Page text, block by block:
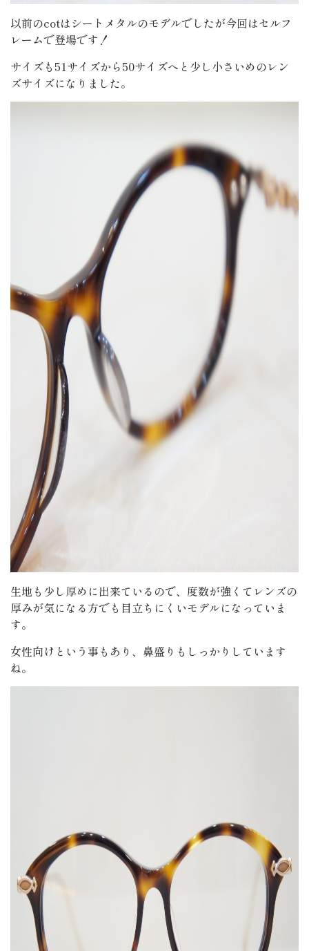
以前のcotはシートメタルのモデルでしたが今回はセルフ
レームで登場です！
サイズも51サイズから50サイズへと少し小さいめのレン
ズサイズになりました。
生地も少し厚めに出来ているので、度数が強くてレンズの
厚みが気になる方でも目立ちにくいモデルになっていま
す。
女性向けという事もあり、鼻盛りもしっかりしています
ね。